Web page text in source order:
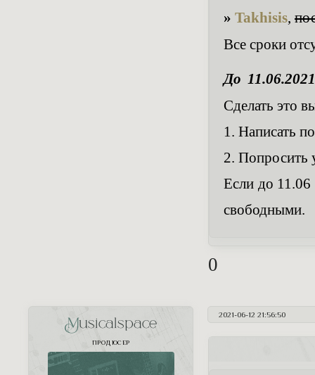
» Takhisis,
Все сроки
До
Сделать это
1. Написать
2. Попросить
Если до 11.06
свободными.
0
2021-06-12 21:56:50
Musicalspace
ПРОДЮСЕР